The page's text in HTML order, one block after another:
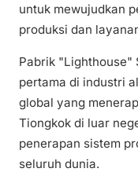
untuk mewujudkan
produksi dan
Pabrik "Lighthouse"
pertama di industri
global yang
Tiongkok di luar
penerapan sistem
seluruh dunia.